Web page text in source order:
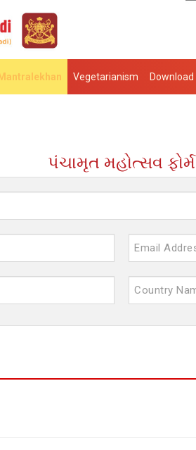
Mantralekhan Vegetarianism Download
પંચામૃત મહોત્સવ ફોર્મ